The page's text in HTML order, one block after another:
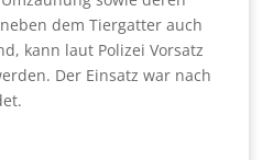
dem Tiergatter auch
kann laut Polizei Vorsatz
Der Einsatz war nach